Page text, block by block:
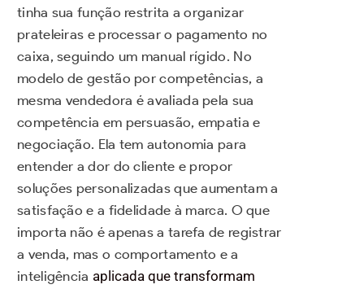
tinha sua função restrita a organizar
prateleiras e processar o pagamento no
caixa, seguindo um manual rígido. No
modelo de gestão por competências, a
mesma vendedora é avaliada pela sua
competência em persuasão, empatia e
negociação. Ela tem autonomia para
entender a dor do cliente e propor
soluções personalizadas que aumentam a
satisfação e a fidelidade à marca. O que
importa não é apenas a tarefa de registrar
a venda, mas o comportamento e a
inteligência aplicada que transformam